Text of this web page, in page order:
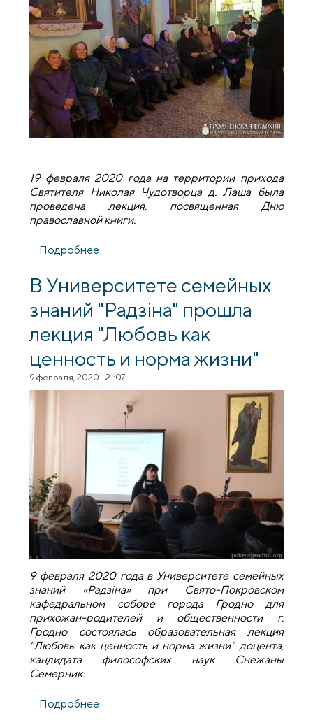
19 февраля 2020 года на территории прихода
Святителя Николая Чудотворца д. Лаша была
проведена лекция, посвященная Дню
православной книги.
Подробнее
посвященная Дню православной книги
В Университете семейных
знаний "Радзіна" прошла
лекция "Любовь как
ценность и норма жизни"
9 февраля, 2020 - 21:07
9 февраля 2020 года в Университете семейных
знаний «Радзіна» при Свято-Покровском
кафедральном соборе города Гродно для
прихожан-родителей и общественности г.
Гродно состоялась образовательная лекция
"Любовь как ценность и норма жизни" доцента,
кандидата философских наук Снежаны
Семерник.
Подробнее
"Радзіна" прошла лекция "Любовь как